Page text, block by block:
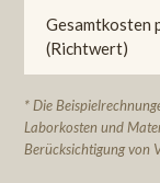
Gesamtkosten
(Richtwert)
* Die
Laborkosten und
Berücksichtigung von